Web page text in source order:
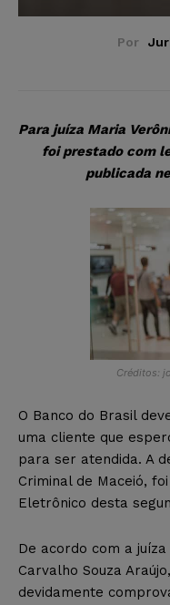
Por
Para juíza Maria
foi prestado com
publicada
Créditos:
O Banco do Brasil
uma cliente que
para ser atendida. A
Criminal de Maceió,
Eletrônico desta
De acordo com a
Carvalho Souza
devidamente